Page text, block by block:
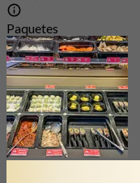
Paquetes